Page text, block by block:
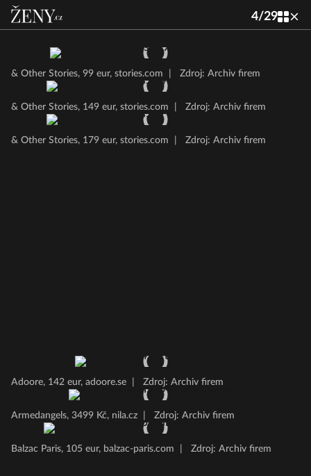
4/29
& Other Stories, 99 eur, stories.com Zdroj: Archiv firem
& Other Stories, 149 eur, stories.com Zdroj: Archiv firem
& Other Stories, 179 eur, stories.com Zdroj: Archiv firem
Adoore, 142 eur, adoore.se Zdroj: Archiv firem
Armedangels, 3499 Kč, nila.cz Zdroj: Archiv firem
Balzac Paris, 105 eur, balzac-paris.com Zdroj: Archiv firem